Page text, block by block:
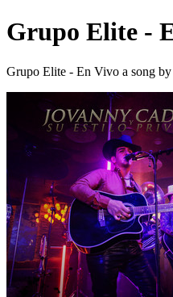
Grupo Elite -
Grupo Elite - En Vivo a song